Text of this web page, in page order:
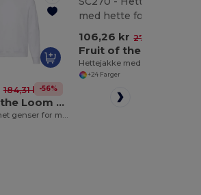
184,31 kr-56%
Fruit of the Loom SC260
106,26 kr 276,97 kr
+24 Farger